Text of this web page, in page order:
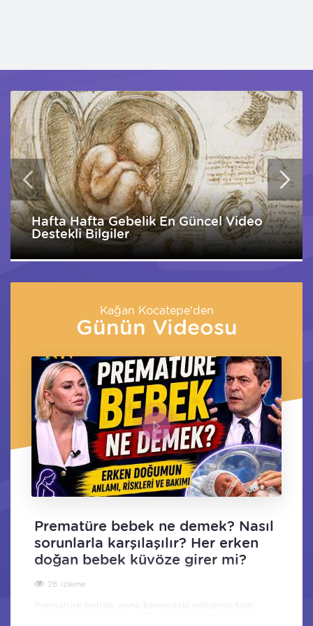
Hafta Hafta Gebelik En Güncel Video
Destekli Bilgiler
Kağan Kocatepe'den
Günün Videosu
Prematüre bebek ne demek? Nasıl
sorunlarla karşılaşılır? Her erken
doğan bebek küvöze girer mi?
28